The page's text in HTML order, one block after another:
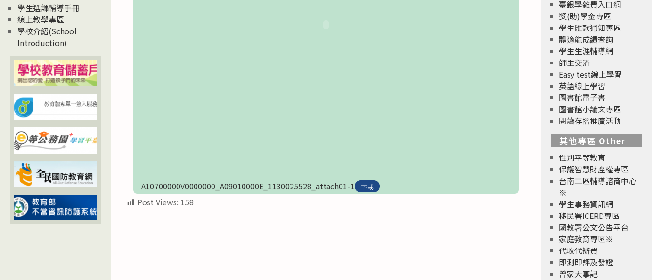
A10700000V0000000_A09010000E_1130025528_attach01-1 下載
Post Views: 158
學生選課輔導手冊
線上教學專區
學校介紹(School
Introduction)
臺銀學雜費入口網
獎(助)學金專區
學生匯款通知專區
體適能成績查詢
學生生涯輔導網
師生交流
Easy test線上學習
英語線上學習
圖書館電子書
圖書館小論文專區
閱讀存摺推廣活動
其他專區 Other
性別平等教育
保護智慧財產權專區
台南二區輔導諮商中心
※
學生事務資訊網
移民署ICERD專區
國教署公文公告平台
家庭教育專區※
代收代辦費
即測即評及發證
曾家大事記